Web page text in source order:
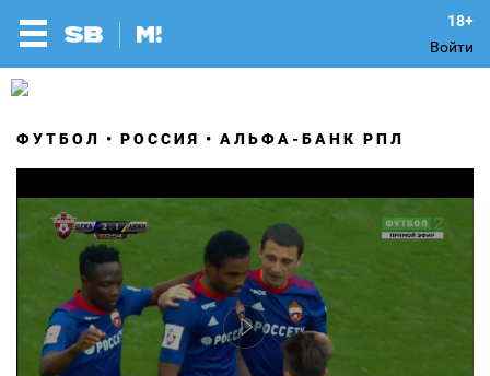
Войти
ФУТБОЛ РОССИЯ АЛЬФА-БАНК РПЛ